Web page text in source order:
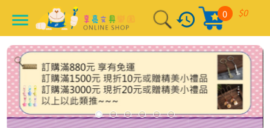
menu history $0
0